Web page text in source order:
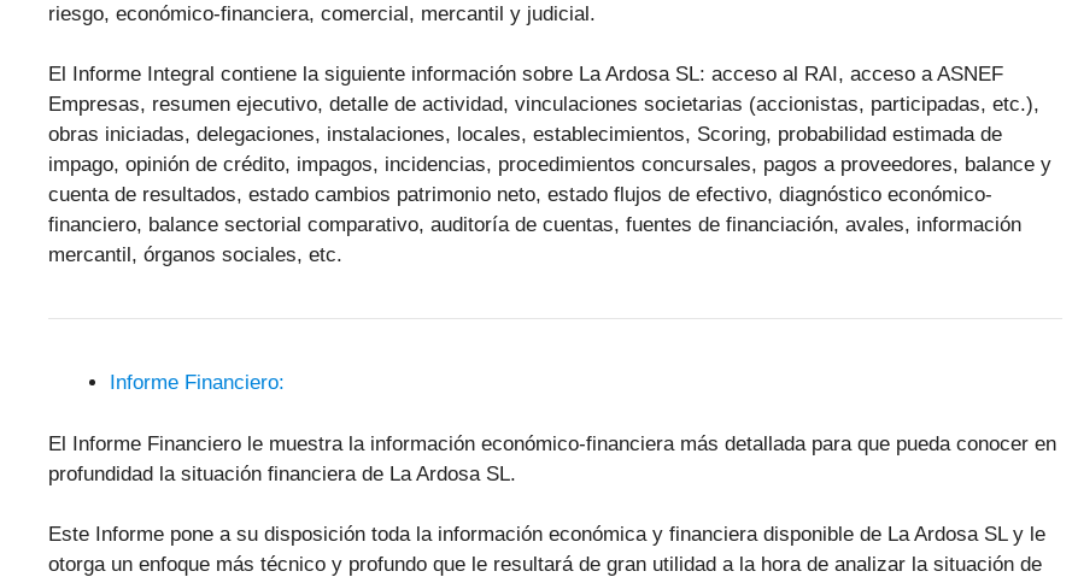
riesgo, económico-financiera, comercial, mercantil y judicial.
El Informe Integral contiene la siguiente información sobre La Ardosa SL: acceso al RAI, acceso a ASNEF
Empresas, resumen ejecutivo, detalle de actividad, vinculaciones societarias (accionistas, participadas, etc.),
obras iniciadas, delegaciones, instalaciones, locales, establecimientos, Scoring, probabilidad estimada de
impago, opinión de crédito, impagos, incidencias, procedimientos concursales, pagos a proveedores, balance y
cuenta de resultados, estado cambios patrimonio neto, estado flujos de efectivo, diagnóstico económico-
financiero, balance sectorial comparativo, auditoría de cuentas, fuentes de financiación, avales, información
mercantil, órganos sociales, etc.
Informe Financiero:
El Informe Financiero le muestra la información económico-financiera más detallada para que pueda conocer en
profundidad la situación financiera de La Ardosa SL.
Este Informe pone a su disposición toda la información económica y financiera disponible de La Ardosa SL y le
otorga un enfoque más técnico y profundo que le resultará de gran utilidad a la hora de analizar la situación de